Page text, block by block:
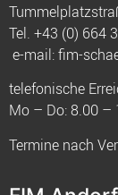
Tel. +43 (0) 664
e-mail:fim-
telefonische
Mo – Do: 8.00 –
Termine nach